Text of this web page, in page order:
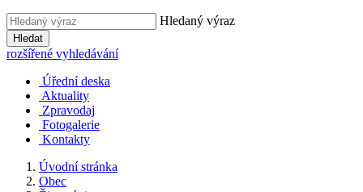
Hledaný výraz
Hledat
rozšířené vyhledávání
Úřední deska
Aktuality
Zpravodaj
Fotogalerie
Kontakty
Úvodní stránka
Obec